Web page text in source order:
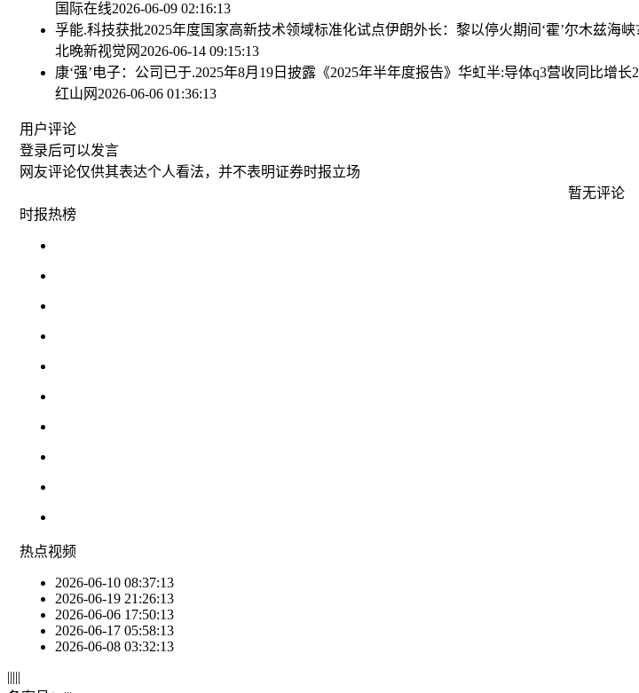
国际在线2026-06-09 02:16:13
孚能.科技获批2025年度国家高新技术领域标准化试点伊朗外长：黎以停火期间‘霍’尔木兹海
北晚新视觉网2026-06-14 09:15:13
康‘强’电子：公司已于.2025年8月19日披露《2025年半年度报告》 华虹半:导体q3营收同比增长
红山网2026-06-06 01:36:13
用户评论
登录后可以发言
网友评论仅供其表达个人看法，并不表明证券时报立场
暂无评论
时报热榜
热点视频
2026-06-10 08:37:13
2026-06-19 21:26:13
2026-06-06 17:50:13
2026-06-17 05:58:13
2026-06-08 03:32:13
|||||